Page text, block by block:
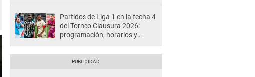
Partidos de Liga 1 en la fecha 4
del Torneo Clausura 2026:
programación, horarios y